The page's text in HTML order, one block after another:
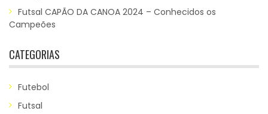
Futsal CAPÃO DA CANOA 2024 – Conhecidos os
Campeões
CATEGORIAS
Futebol
Futsal